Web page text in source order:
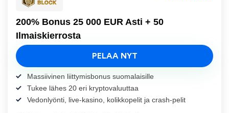
200% Bonus 25 000 EUR Asti + 50
Ilmaiskierrosta
Massiivinen liittymisbonus suomalaisille
Tukee lähes 20 eri kryptovaluuttaa
Vedonlyönti, live-kasino, kolikkopelit ja crash-pelit
PELAA NYT